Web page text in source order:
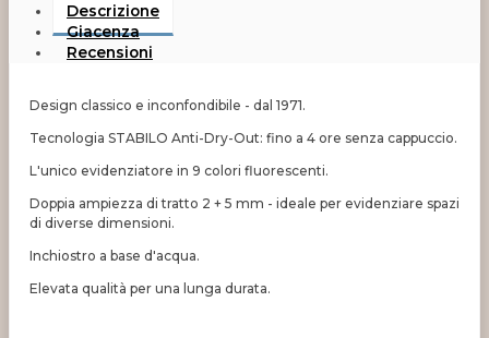
Descrizione
Giacenza
Recensioni
Design classico e inconfondibile - dal 1971.
Tecnologia STABILO Anti-Dry-Out: fino a 4 ore senza cappuccio.
L'unico evidenziatore in 9 colori fluorescenti.
Doppia ampiezza di tratto 2 + 5 mm - ideale per evidenziare spazi
di diverse dimensioni.
Inchiostro a base d'acqua.
Elevata qualità per una lunga durata.